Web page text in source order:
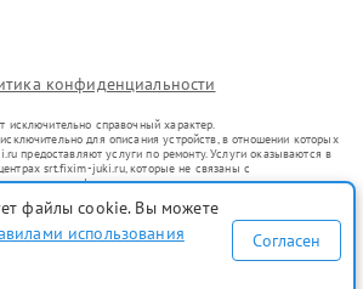
конфиденциальности
исключительно справочный характер.
для описания устройств, в отношении которых
предоставляют услуги по ремонту. Услуги оказываются в
srt.fixim-juki.ru, которые не связаны с
или их официальными представителями.
уже введенных в гражданский оборот в соответствии
не преследует цели индивидуализации услуг или введения
для информирования о предоставляемых услугах по
не является публичной офертой, определяемой
кодекса РФ
файлы cookie. Вы можете
использования
Согласен